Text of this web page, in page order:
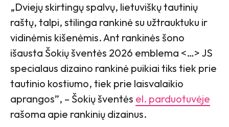
„Dviejų skirtingų spalvų, lietuviškų tautinių
raštų, talpi, stilinga rankinė su užtrauktuku ir
vidinėmis kišenėmis. Ant rankinės šono
išausta Šokių šventės 2026 emblema <…> JS
specialaus dizaino rankinė puikiai tiks tiek prie
tautinio kostiumo, tiek prie laisvalaikio
aprangos”, – Šokių šventės el. parduotuvėje
rašoma apie rankinių dizainus.